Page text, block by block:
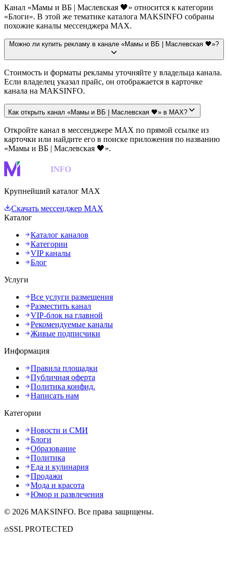
Канал «Мамы и ВБ | Маслевская 🖤» относится к категории
«Блоги». В этой же тематике каталога MAKSINFO собраны
похожие каналы мессенджера MAX.
Можно ли купить рекламу в канале «Мамы и ВБ | Маслевская 🖤»?
Стоимость и форматы рекламы уточняйте у владельца канала.
Если владелец указал прайс, он отображается в карточке
канала на MAKSINFO.
Как открыть канал «Мамы и ВБ | Маслевская 🖤» в MAX?
Откройте канал в мессенджере MAX по прямой ссылке из
карточки или найдите его в поиске приложения по названию
«Мамы и ВБ | Маслевская 🖤».
INFO
Крупнейший каталог MAX
Скачать мессенджер MAX
Каталог
Каталог каналов
Категории
VIP каналы
Блог
Услуги
Все услуги размещения
Разместить канал
VIP-блок на главной
Рекомендуемые каналы
Живые подписчики
Информация
Правила площадки
Публичная оферта
Политика конфид.
Написать нам
Категории
Новости и СМИ
Блоги
Образование
Политика
Еда и кулинария
Продажи
Мода и красота
Юмор и развлечения
© 2026 MAKSINFO. Все права защищены.
SSL PROTECTED